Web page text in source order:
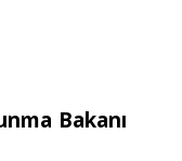
Bakanı